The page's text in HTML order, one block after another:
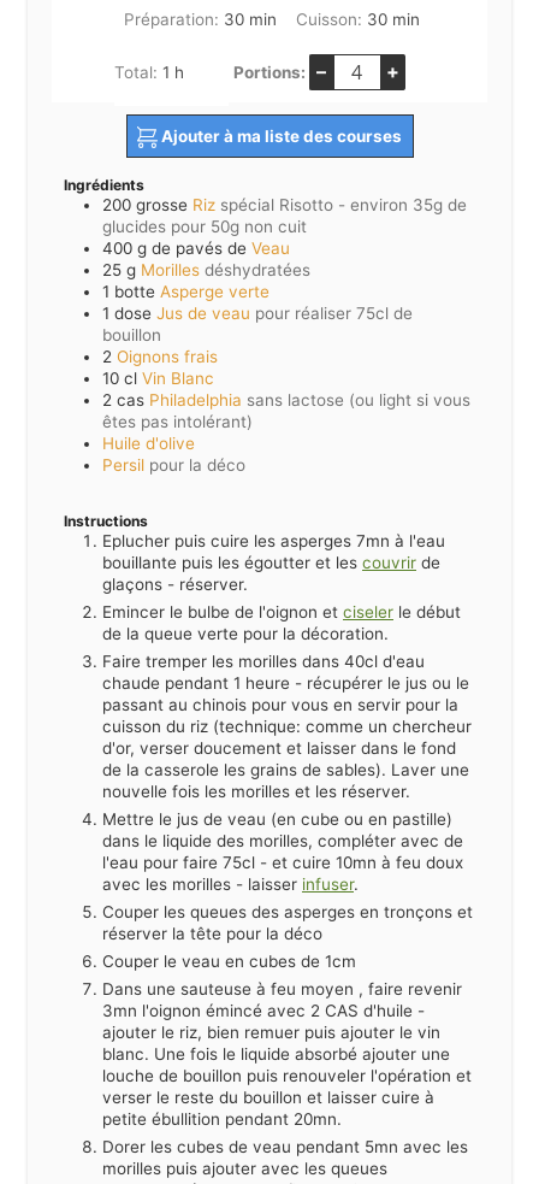
Préparation: 30minutes
min Cuisson: 30minutes
min
Total:1 heure
h Portions: – +
Ajouter à ma liste des courses
Ingrédients
200 grosse Riz spécial Risotto - environ 35g de
glucides pour 50g non cuit
400 g de pavés de Veau
25 g Morilles déshydratées
1 botte Asperge verte
1 dose Jus de veau pour réaliser 75cl de
bouillon
2 Oignons frais
10 cl Vin Blanc
2 cas Philadelphia sans lactose (ou light si vous
êtes pas intolérant)
Huile d'olive
Persil pour la déco
Instructions
Eplucher puis cuire les asperges 7mn à l'eau
bouillante puis les égoutter et les couvrir de
glaçons - réserver.
Emincer le bulbe de l'oignon et ciseler le début
de la queue verte pour la décoration.
Faire tremper les morilles dans 40cl d'eau
chaude pendant 1 heure - récupérer le jus ou le
passant au chinois pour vous en servir pour la
cuisson du riz (technique: comme un chercheur
d'or, verser doucement et laisser dans le fond
de la casserole les grains de sables). Laver une
nouvelle fois les morilles et les réserver.
Mettre le jus de veau (en cube ou en pastille)
dans le liquide des morilles, compléter avec de
l'eau pour faire 75cl - et cuire 10mn à feu doux
avec les morilles - laisser infuser.
Couper les queues des asperges en tronçons et
réserver la tête pour la déco
Couper le veau en cubes de 1cm
Dans une sauteuse à feu moyen , faire revenir
3mn l'oignon émincé avec 2 CAS d'huile -
ajouter le riz, bien remuer puis ajouter le vin
blanc. Une fois le liquide absorbé ajouter une
louche de bouillon puis renouveler l'opération et
verser le reste du bouillon et laisser cuire à
petite ébullition pendant 20mn.
Dorer les cubes de veau pendant 5mn avec les
morilles puis ajouter avec les queues